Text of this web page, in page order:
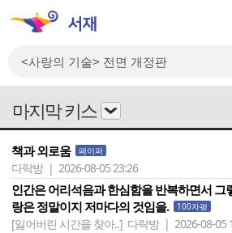
마지막 키스
책과 외로움 페이퍼
다락방 | 2026-08-05 23:26
인간은 어리석음과 한심함을 반복하면서 그
랑은 정말이지 저마다의 것임을.
100자평
[잃어버린 시간을 찾아..] 다락방 | 2026-08-05